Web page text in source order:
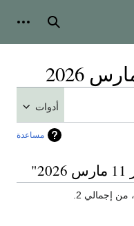
بحث
أدوات
مساعدة
من إجمالي 2.